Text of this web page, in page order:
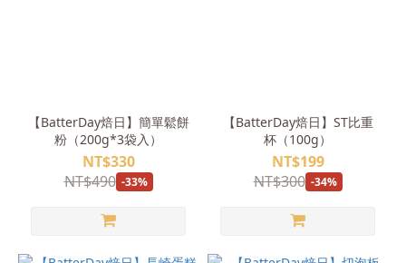
【BatterDay焙日】簡單鬆餅
粉（200g*3袋入）
NT$330
NT$490 -33%
【BatterDay焙日】ST比重
杯（100g）
NT$199
NT$300 -34%